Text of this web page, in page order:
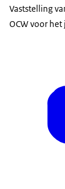
Vaststelling
OCW voor